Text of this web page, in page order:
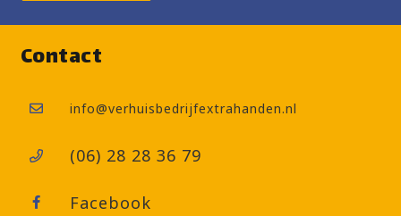
Contact
info@verhuisbedrijfextrahanden.nl
(06) 28 28 36 79
Facebook